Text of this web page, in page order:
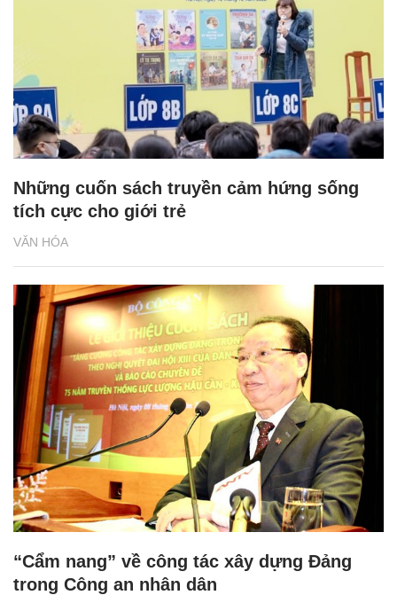
VĂN HÓA
Những cuốn sách truyền cảm hứng sống
tích cực cho giới trẻ
“Cẩm nang” về công tác xây dựng Đảng
trong Công an nhân dân